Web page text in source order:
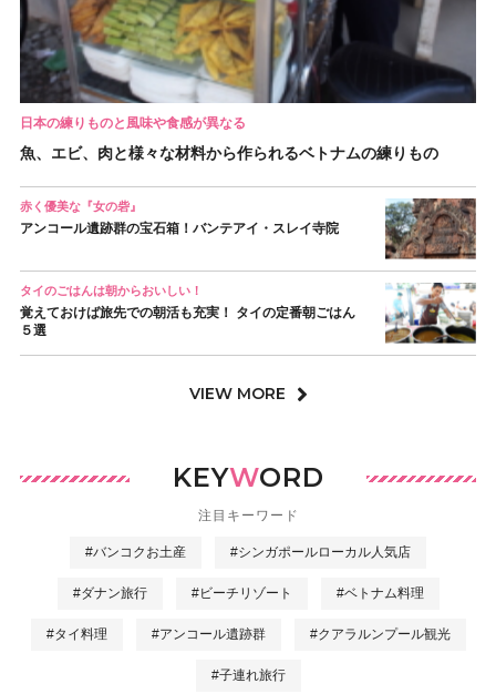
日本の練りものと風味や食感が異なる
魚、エビ、肉と様々な材料から作られるベトナムの練りもの
赤く優美な『女の砦』
アンコール遺跡群の宝石箱！バンテアイ・スレイ寺院
タイのごはんは朝からおいしい！
覚えておけば旅先での朝活も充実！ タイの定番朝ごはん
５選
VIEW MORE
KEYWORD
注目キーワード
#バンコクお土産 #シンガポールローカル人気店
#ダナン旅行 #ビーチリゾート #ベトナム料理
#タイ料理 #アンコール遺跡群 #クアラルンプール観光
#子連れ旅行